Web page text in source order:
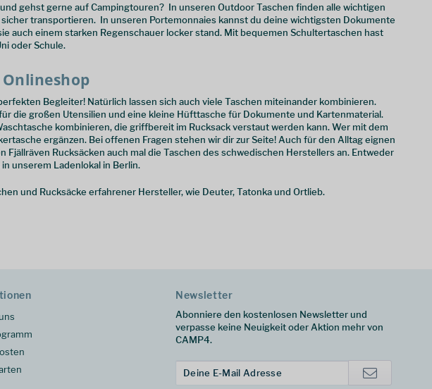
gehst gerne auf Campingtouren? In unseren Outdoor Taschen finden alle wichtigen
transportieren. In unseren Portemonnaies kannst du deine wichtigsten Dokumente
auch einem starken Regenschauer locker stand. Mit bequemen Schultertaschen hast
oder Schule.
Begleiter! Natürlich lassen sich auch viele Taschen miteinander kombinieren.
die großen Utensilien und eine kleine Hüfttasche für Dokumente und Kartenmaterial.
kombinieren, die griffbereit im Rucksack verstaut werden kann. Wer mit dem
ergänzen. Bei offenen Fragen stehen wir dir zur Seite! Auch für den Alltag eignen
Rucksäcken auch mal die Taschen des schwedischen Herstellers an. Entweder
unserem Ladenlokal in Berlin.
und Rucksäcke erfahrener Hersteller, wie Deuter, Tatonka und Ortlieb.
Newsletter
Abonniere den kostenlosen Newsletter und
verpasse keine Neuigkeit oder Aktion mehr von
CAMP4.